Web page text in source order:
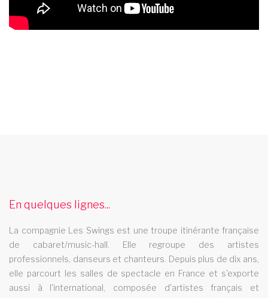
La revue Les Swings organise des auditions pour danseuses
cabaret valence
Le cabaret Les Swings se deplace dans la ville de valence
revue cabaret picardie
La revue cabaret Les Swings se deplace dans la region
En quelques lignes...
La compagnie Les Swings est une troupe itinérante française
de cabaret/music-hall. Elle regroupe des artistes
professionnels, danseurs et chanteurs. Depuis plus de dix ans,
elle parcourt les salles de spectacle en France et s'exporte
aussi à l'international, composée d'artistes français et